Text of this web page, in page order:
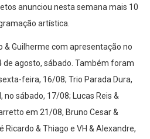
anunciou nesta semana mais 10
artística.
& Guilherme com apresentação no
de agosto, sábado. Também foram
feira, 16/08; Trio Parada Dura,
no sábado, 17/08; Lucas Reis &
em 21/08, Bruno Cesar &
Ricardo & Thiago e VH & Alexandre,